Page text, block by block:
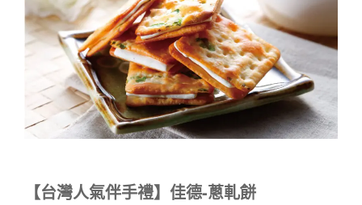
【台灣人氣伴手禮】佳德-蔥軋餅